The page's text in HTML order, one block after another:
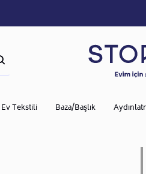
Ev Tekstili Baza/Başlık